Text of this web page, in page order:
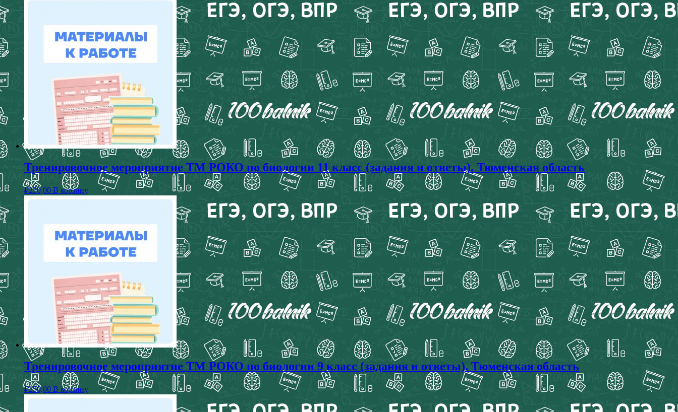
Тренировочное мероприятие ТМ РОКО по биологии 11 класс (задания и ответы). Тюменская область
₽250,00 В корзину
Тренировочное мероприятие ТМ РОКО по биологии 9 класс (задания и ответы). Тюменская область
₽250,00 В корзину